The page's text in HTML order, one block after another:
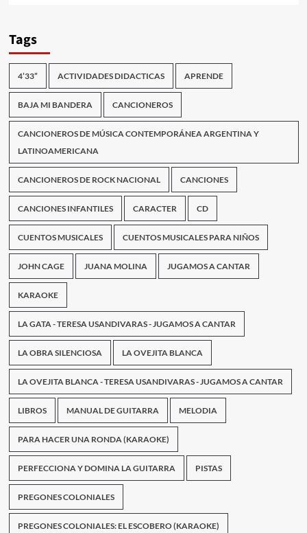
Teresa
Usandivaras
Jugamos
a
cantar
Tags
4’33” ACTIVIDADES DIDACTICAS APRENDE
BAJA MI BANDERA CANCIONEROS
CANCIONEROS DE MÚSICA CONTEMPORÁNEA ARGENTINA Y
LATINOAMERICANA
CANCIONEROS DE ROCK NACIONAL CANCIONES
CANCIONES INFANTILES CARACTER CD
CUENTOS MUSICALES CUENTOS MUSICALES PARA NIÑOS
JOHN CAGE JUANA MOLINA JUGAMOS A CANTAR
KARAOKE
LA GATA - TERESA USANDIVARAS - JUGAMOS A CANTAR
LA OBRA SILENCIOSA LA OVEJITA BLANCA
LA OVEJITA BLANCA - TERESA USANDIVARAS - JUGAMOS A CANTAR
LIBROS MANUAL DE GUITARRA MELODIA
PARA HACER UNA RONDA (KARAOKE)
PERFECCIONA Y DOMINA LA GUITARRA PISTAS
PREGONES COLONIALES
PREGONES COLONIALES: EL ESCOBERO (KARAOKE)